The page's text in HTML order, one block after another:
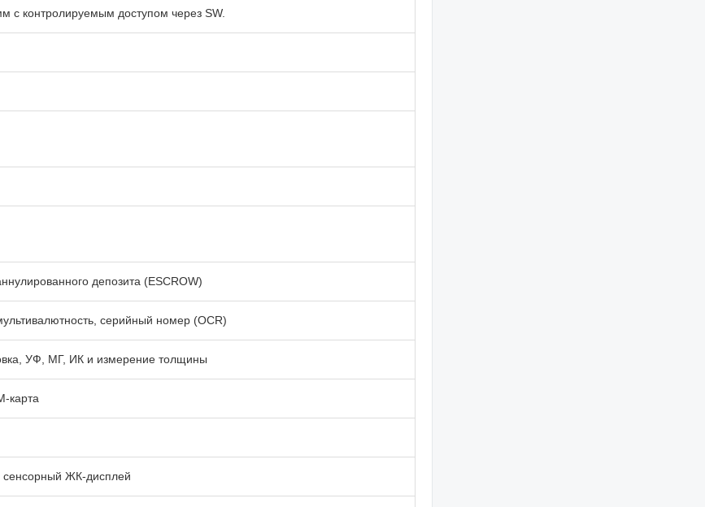
с контролируемым доступом через SW.
депозита (ESCROW)
серийный номер (OCR)
УФ, МГ, ИК и измерение толщины
карта
ЖК-дисплей